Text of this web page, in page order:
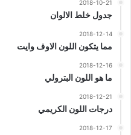
2018-10-21
جدول خلط الالوان
2018-12-14
مما يتكون اللون الاوف وايت
2018-12-16
ما هو اللون البترولي
2018-12-21
درجات اللون الكريمي
2018-12-17